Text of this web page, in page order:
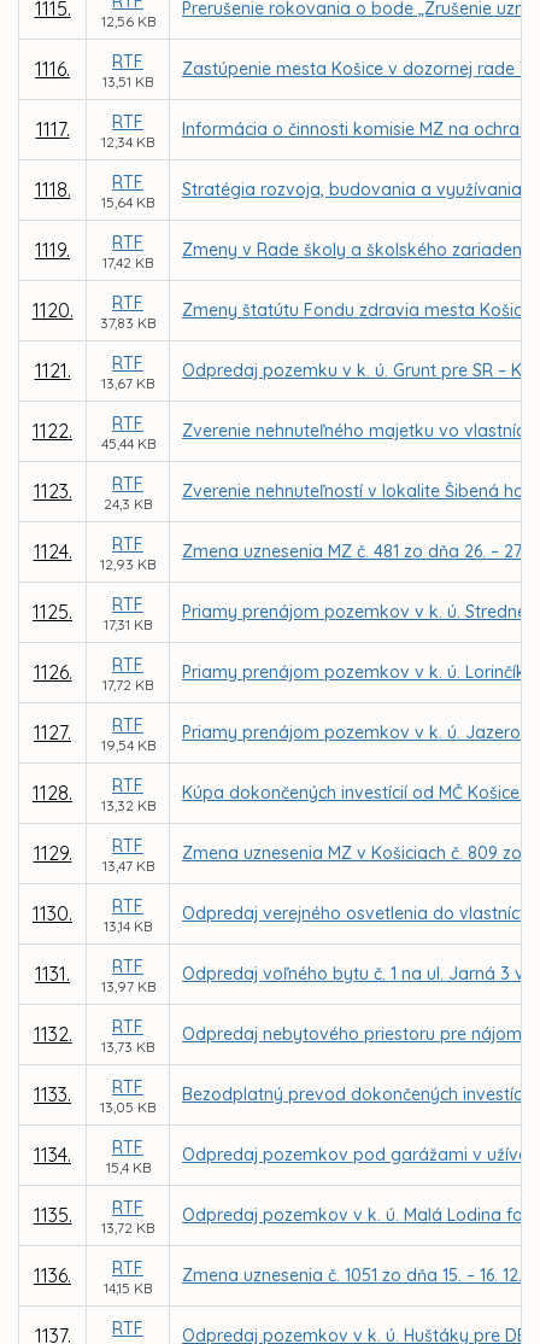
1115.
12,56 KB
Prerušenie rokovania o bode „Zrušenie
1116. RTF
13,51 KB
Zastúpenie mesta Košice v dozornej rade
1117. RTF
12,34 KB
Informácia o činnosti komisie MZ na
1118. RTF
15,64 KB
Stratégia rozvoja, budovania a využívania
1119. RTF
17,42 KB
Zmeny v Rade školy a školského
1120. RTF
37,83 KB
Zmeny štatútu Fondu zdravia mesta Košice,
1121. RTF
13,67 KB
Odpredaj pozemku v k. ú. Grunt pre SR –
1122. RTF
45,44 KB
Zverenie nehnuteľného majetku vo
1123. RTF
24,3 KB
Zverenie nehnuteľností v lokalite Šibená
1124. RTF
12,93 KB
Zmena uznesenia MZ č. 481 zo dňa 26. – 27.
1125. RTF
17,31 KB
Priamy prenájom pozemkov v k. ú. Stredné
1126. RTF
17,72 KB
Priamy prenájom pozemkov v k. ú. Lorinčík
1127. RTF
19,54 KB
Priamy prenájom pozemkov v k. ú. Jazero
1128. RTF
13,32 KB
Kúpa dokončených investícií od MČ Košice
1129. RTF
13,47 KB
Zmena uznesenia MZ v Košiciach č. 809
1130. RTF
13,14 KB
Odpredaj verejného osvetlenia do
1131. RTF
13,97 KB
Odpredaj voľného bytu č. 1 na ul. Jarná 3 v
1132. RTF
13,73 KB
Odpredaj nebytového priestoru pre
1133. RTF
13,05 KB
Bezodplatný prevod dokončených
1134. RTF
15,4 KB
Odpredaj pozemkov pod garážami v
1135. RTF
13,72 KB
Odpredaj pozemkov v k. ú. Malá Lodina
1136. RTF
14,15 KB
Zmena uznesenia č. 1051 zo dňa 15. – 16.
1137. RTF Odpredaj pozemkov v k. ú. Huštáky pre